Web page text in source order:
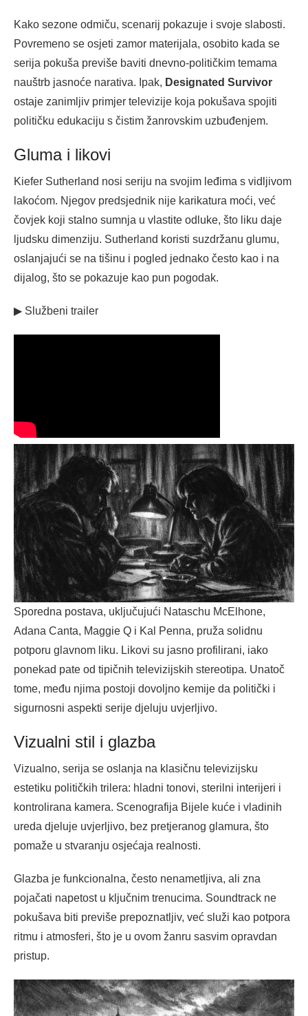
Kako sezone odmiču, scenarij pokazuje i svoje slabosti.
Povremeno se osjeti zamor materijala, osobito kada se
serija pokuša previše baviti dnevno-političkim temama
nauštrb jasnoće narativa. Ipak, Designated Survivor
ostaje zanimljiv primjer televizije koja pokušava spojiti
političku edukaciju s čistim žanrovskim uzbuđenjem.
Gluma i likovi
Kiefer Sutherland nosi seriju na svojim leđima s vidljivom
lakoćom. Njegov predsjednik nije karikatura moći, već
čovjek koji stalno sumnja u vlastite odluke, što liku daje
ljudsku dimenziju. Sutherland koristi suzdržanu glumu,
oslanjajući se na tišinu i pogled jednako često kao i na
dijalog, što se pokazuje kao pun pogodak.
▶ Službeni trailer
Sporedna postava, uključujući Nataschu McElhone,
Adana Canta, Maggie Q i Kal Penna, pruža solidnu
potporu glavnom liku. Likovi su jasno profilirani, iako
ponekad pate od tipičnih televizijskih stereotipa. Unatoč
tome, među njima postoji dovoljno kemije da politički i
sigurnosni aspekti serije djeluju uvjerljivo.
Vizualni stil i glazba
Vizualno, serija se oslanja na klasičnu televizijsku
estetiku političkih trilera: hladni tonovi, sterilni interijeri i
kontrolirana kamera. Scenografija Bijele kuće i vladinih
ureda djeluje uvjerljivo, bez pretjeranog glamura, što
pomaže u stvaranju osjećaja realnosti.
Glazba je funkcionalna, često nenametljiva, ali zna
pojačati napetost u ključnim trenucima. Soundtrack ne
pokušava biti previše prepoznatljiv, već služi kao potpora
ritmu i atmosferi, što je u ovom žanru sasvim opravdan
pristup.